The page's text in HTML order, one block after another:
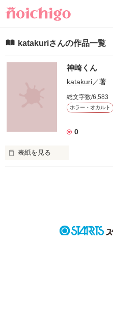
katakuriさんの作品一覧
神崎くん
katakuri／著
総文字数/6,583
ホラー・オカルト
0
表紙を見る
これを聞くだけで完璧でしょ？